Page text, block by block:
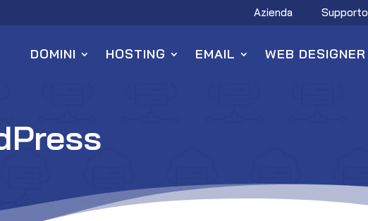
Azienda Supporto
DOMINI HOSTING EMAIL WEB DESIGNER